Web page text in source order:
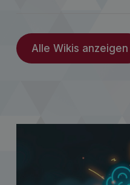
Alle Wikis anzeigen